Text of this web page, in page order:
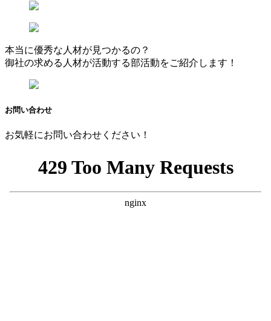
本当に優秀な人材が見つかるの？
御社の求める人材が活動する部活動をご紹介します！
お問い合わせ
お気軽にお問い合わせください！